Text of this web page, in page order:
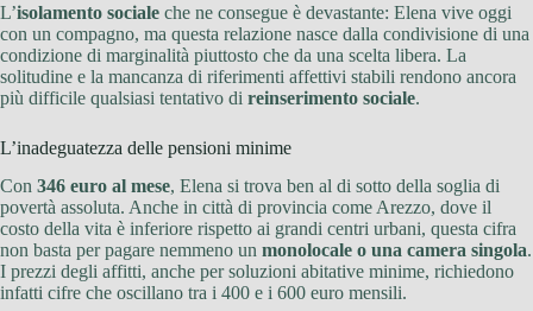
L’isolamento sociale che ne consegue è devastante: Elena vive oggi
con un compagno, ma questa relazione nasce dalla condivisione di una
condizione di marginalità piuttosto che da una scelta libera. La
solitudine e la mancanza di riferimenti affettivi stabili rendono ancora
più difficile qualsiasi tentativo di reinserimento sociale.
L’inadeguatezza delle pensioni minime
Con 346 euro al mese, Elena si trova ben al di sotto della soglia di
povertà assoluta. Anche in città di provincia come Arezzo, dove il
costo della vita è inferiore rispetto ai grandi centri urbani, questa cifra
non basta per pagare nemmeno un monolocale o una camera singola.
I prezzi degli affitti, anche per soluzioni abitative minime, richiedono
infatti cifre che oscillano tra i 400 e i 600 euro mensili.